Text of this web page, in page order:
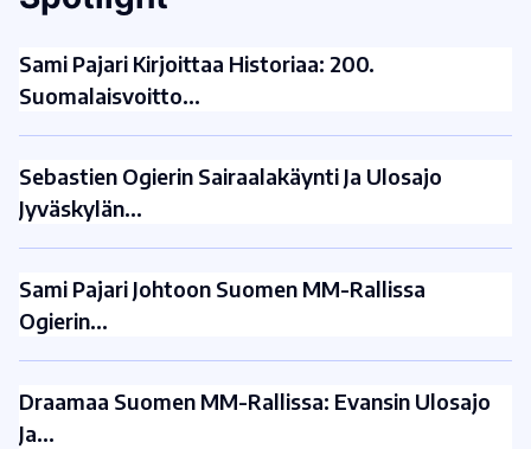
Sami Pajari Kirjoittaa Historiaa: 200.
Suomalaisvoitto…
Sebastien Ogierin Sairaalakäynti Ja Ulosajo
Jyväskylän…
Sami Pajari Johtoon Suomen MM-Rallissa
Ogierin…
Draamaa Suomen MM-Rallissa: Evansin Ulosajo
Ja…